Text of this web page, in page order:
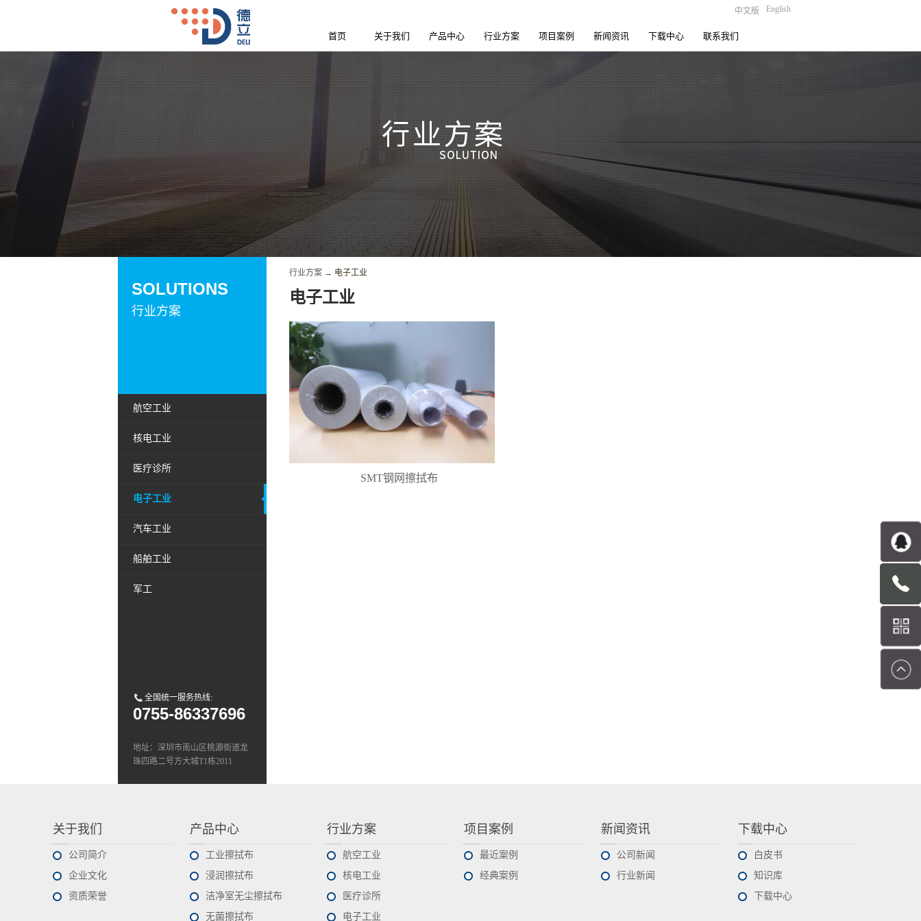
中文版 English
首页 关于我们 产品中心 行业方案 项目案例 新闻资讯 下载中心 联系我们
行业方案
SOLUTIONS
航空工业
核电工业
医疗诊所
电子工业
汽车工业
船舶工业
军工
全国统一服务热线:
0755-86337696
地址：深圳市南山区桃源街道龙
珠四路二号方大城T1栋2011
行业方案 → 电子工业
电子工业
SMT钢网擦拭布
关于我们
公司简介
企业文化
资质荣誉
产品中心
工业擦拭布
浸润擦拭布
洁净室无尘擦拭布
无菌擦拭布
行业方案
航空工业
核电工业
医疗诊所
电子工业
项目案例
最近案例
经典案例
新闻资讯
公司新闻
行业新闻
下载中心
白皮书
知识库
下载中心